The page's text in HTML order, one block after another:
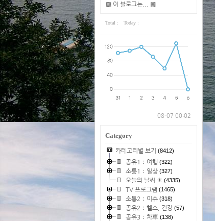
▩ 이 블로그는... ▩
Total : Today :
08-07 00:02
Category
카테고리별 보기 (8412)
공유1：여행 (322)
소통1：일상(327)
오늘의 날씨 ☀ (4335)
TV 프로그램 (1465)
소통2：이슈(318)
공유2：헬스, 건강(57)
공유3：차車(138)